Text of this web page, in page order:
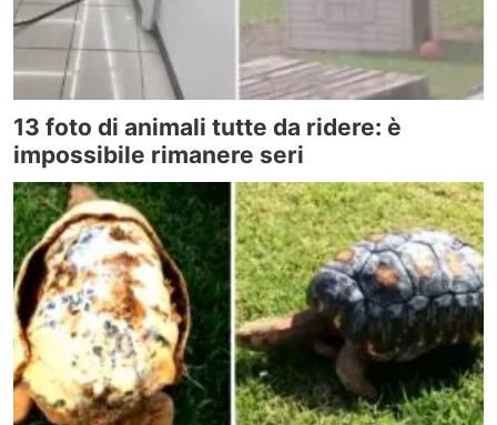
13 foto di animali tutte da ridere: è
impossibile rimanere seri